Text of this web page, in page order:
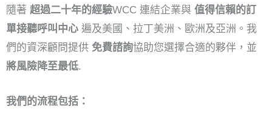
隨著 超過二十年的經驗WCC 連結企業與 值得信賴的訂
單接聽呼叫中心 遍及美國、拉丁美洲、歐洲及亞洲。我
們的資深顧問提供 免費諮詢協助您選擇合適的夥伴，並
將風險降至最低.
我們的流程包括：